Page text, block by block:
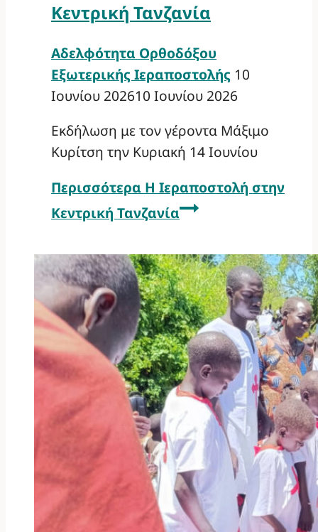
Κεντρική Τανζανία
Αδελφότητα Ορθοδόξου
Εξωτερικής Ιεραποστολής 10
Ιουνίου 202610 Ιουνίου 2026
Εκδήλωση με τον γέροντα Μάξιμο
Κυρίτση την Κυριακή 14 Ιουνίου
Περισσότερα Η Ιεραποστολή στην
Κεντρική Τανζανία